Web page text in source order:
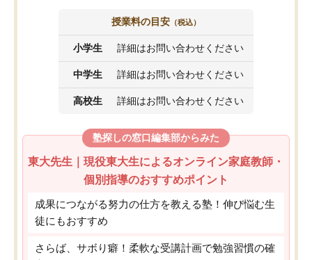
授業料の目安 （税込）
小学生 詳細はお問い合わせください
中学生 詳細はお問い合わせください
高校生 詳細はお問い合わせください
塾探しの窓口編集部からみた
東大先生｜現役東大生によるオンライン家庭教師・
個別指導のおすすめポイント
成果につながる努力の仕方を教える塾！伸び悩む生
徒にもおすすめ
さらば、サボり癖！柔軟な受講計画で勉強習慣の確